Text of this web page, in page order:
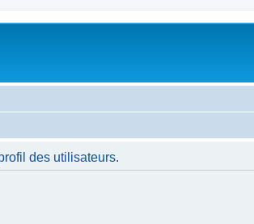
des utilisateurs.